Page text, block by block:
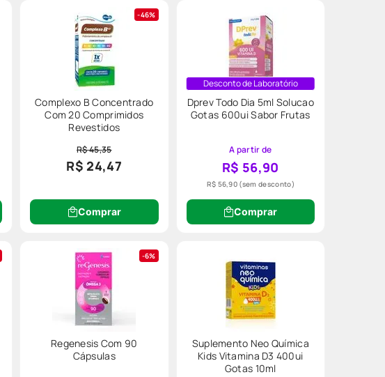
46%
Complexo B Concentrado
Com 20 Comprimidos
Revestidos
R$ 45,35
R$ 24,47
Comprar
Desconto de Laboratório
Dprev Todo Dia 5ml Solucao
Gotas 600ui Sabor Frutas
A partir de
R$ 56,90
R$ 56,90 (sem desconto)
Comprar
6%
Regenesis Com 90
Cápsulas
Suplemento Neo Química
Kids Vitamina D3 400ui
Gotas 10ml